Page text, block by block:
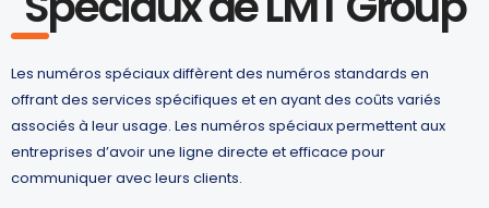
Les numéros spéciaux diffèrent des numéros standards en
offrant des services spécifiques et en ayant des coûts variés
associés à leur usage. Les numéros spéciaux permettent aux
entreprises d’avoir une ligne directe et efficace pour
communiquer avec leurs clients.